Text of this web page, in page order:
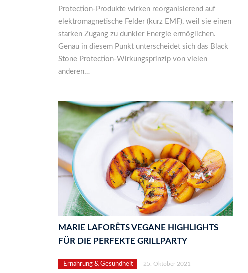
Protection-Produkte wirken reorganisierend auf
elektromagnetische Felder (kurz EMF), weil sie einen
starken Zugang zu dunkler Energie ermöglichen.
Genau in diesem Punkt unterscheidet sich das Black
Stone Protection-Wirkungsprinzip von vielen
anderen…
MARIE LAFORÊTS VEGANE HIGHLIGHTS
FÜR DIE PERFEKTE GRILLPARTY
Ernährung & Gesundheit 25. Oktober 2021